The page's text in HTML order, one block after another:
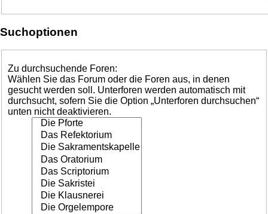
Suchoptionen
Zu durchsuchende Foren:
Wählen Sie das Forum oder die Foren aus, in denen
gesucht werden soll. Unterforen werden automatisch mit
durchsucht, sofern Sie die Option „Unterforen durchsuchen“
unten nicht deaktivieren.